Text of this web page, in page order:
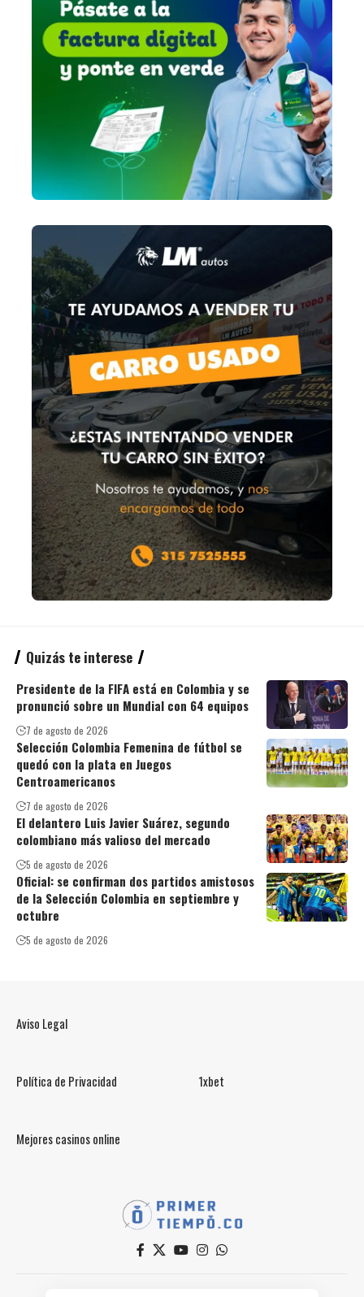
Quizás te interese
Presidente de la FIFA está en Colombia y se
pronunció sobre un Mundial con 64 equipos
7 de agosto de 2026
Selección Colombia Femenina de fútbol se
quedó con la plata en Juegos
Centroamericanos
7 de agosto de 2026
El delantero Luis Javier Suárez, segundo
colombiano más valioso del mercado
5 de agosto de 2026
Oficial: se confirman dos partidos amistosos
de la Selección Colombia en septiembre y
octubre
5 de agosto de 2026
Aviso Legal
Política de Privacidad 1xbet
Mejores casinos online